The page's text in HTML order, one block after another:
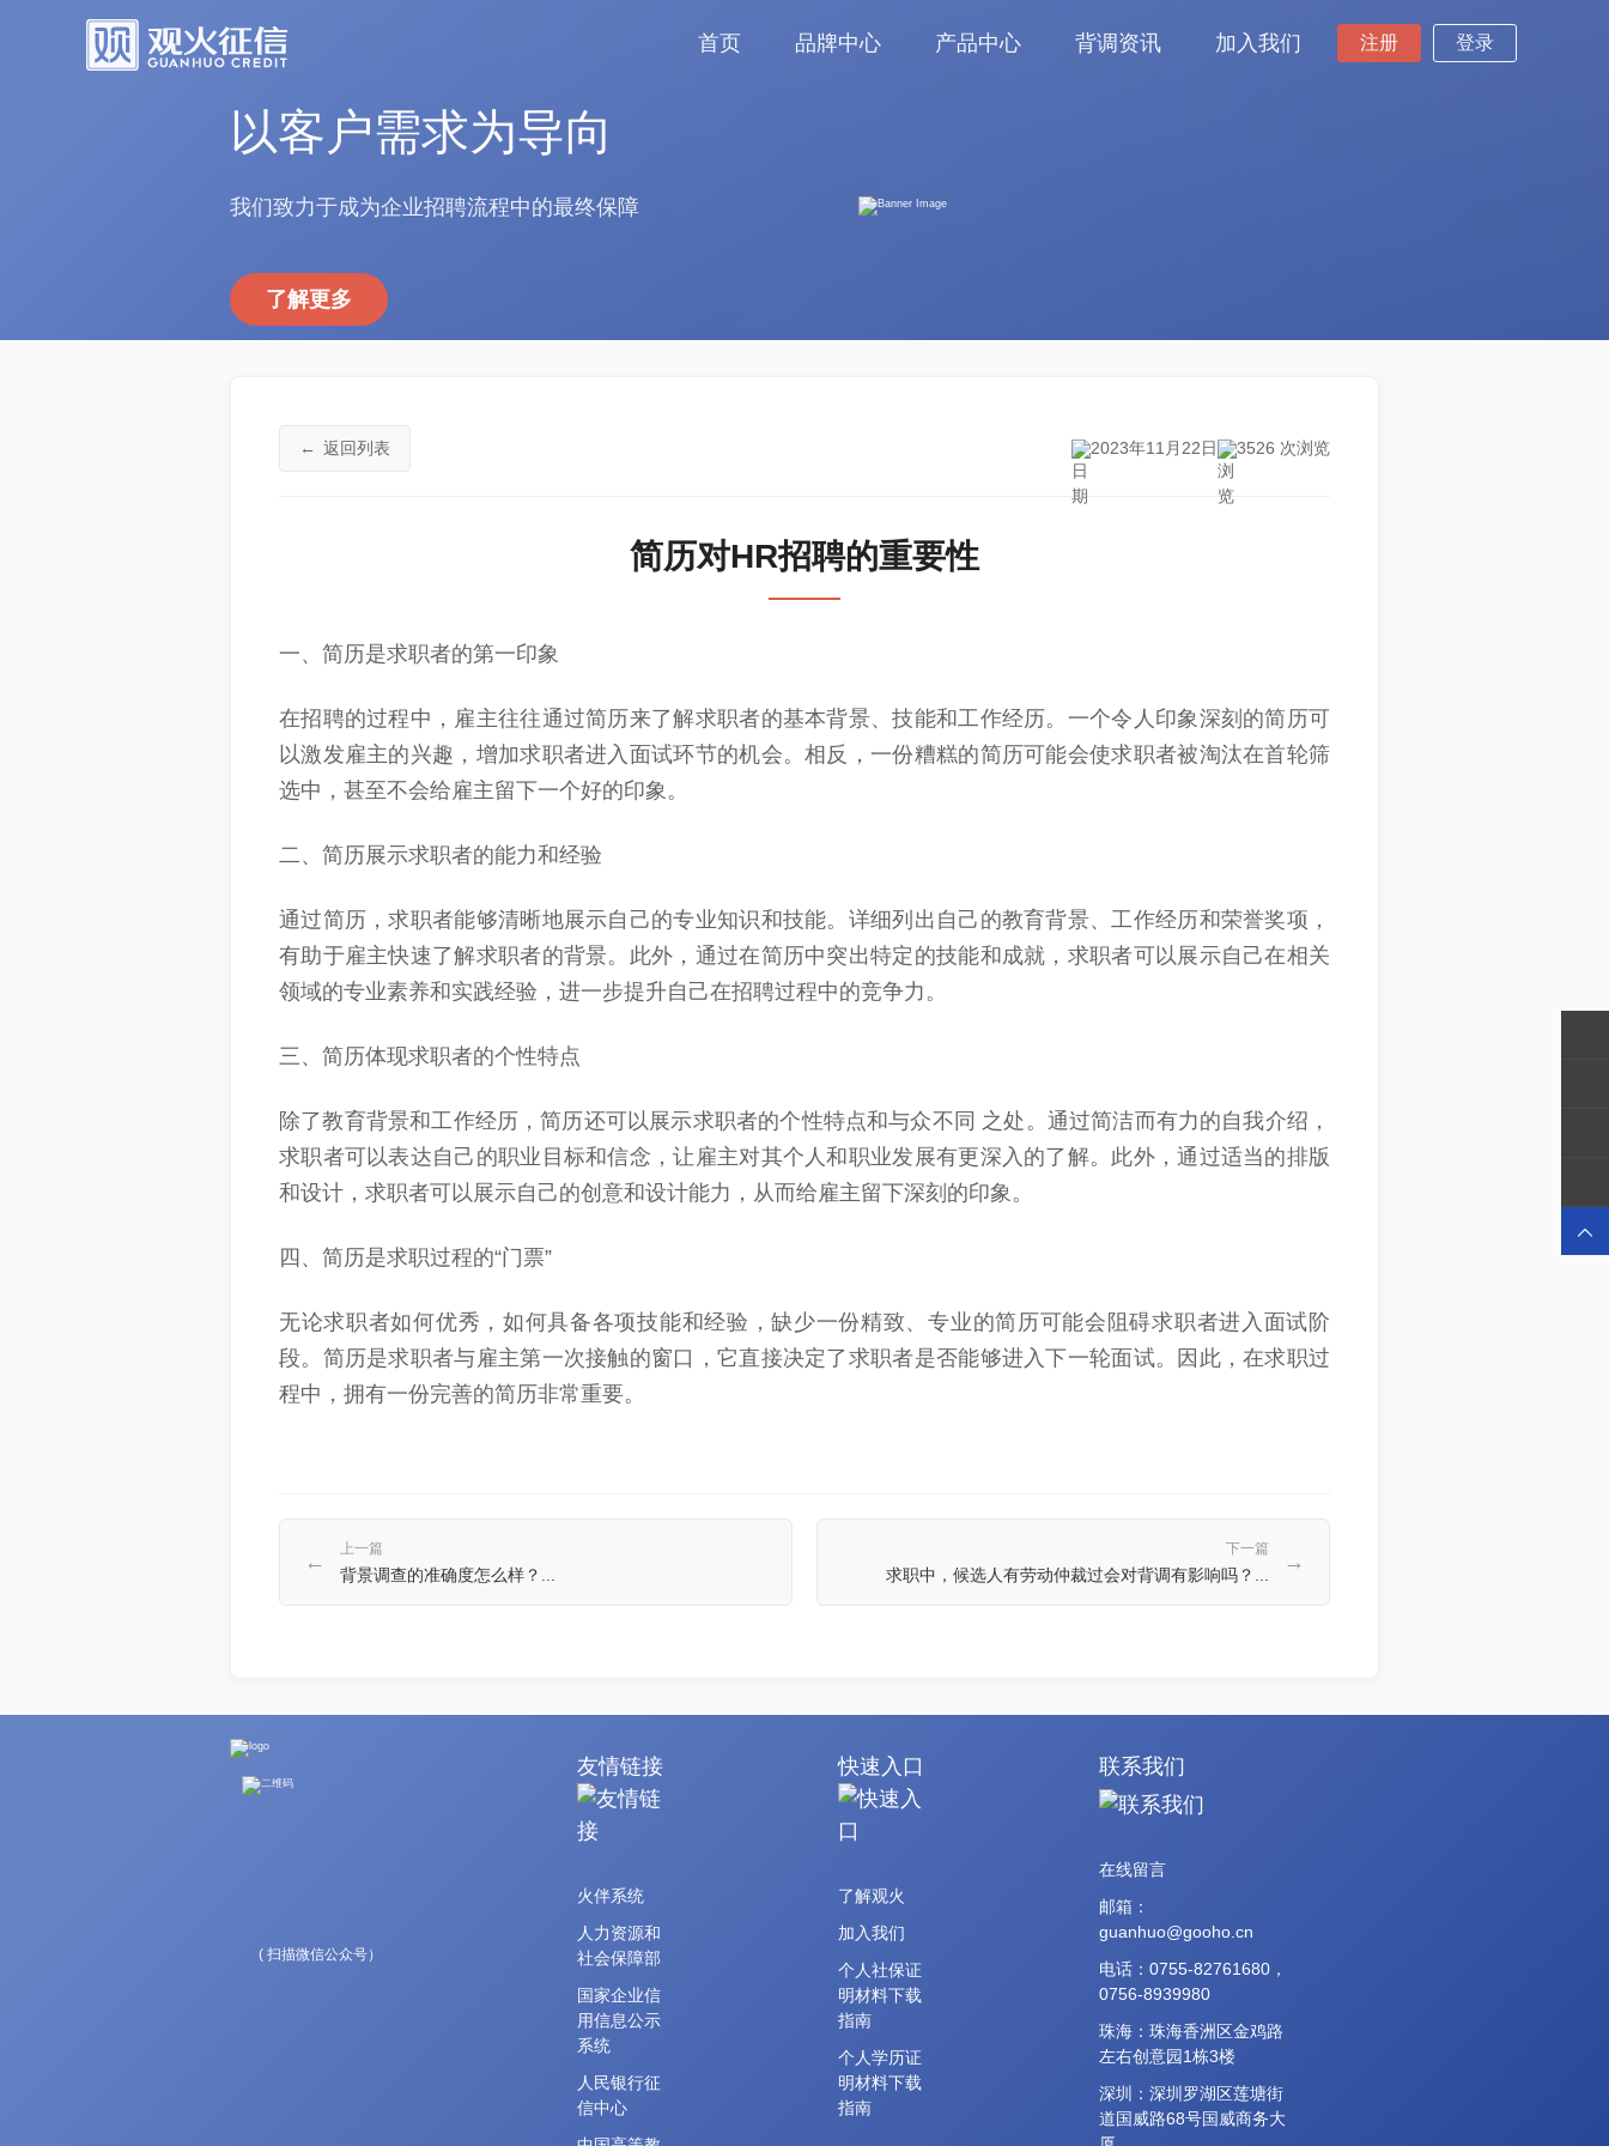
首页 品牌中心 产品中心 背调资讯 加入我们 注册 登录
以客户需求为导向
我们致力于成为企业招聘流程中的最终保障
了解更多
← 返回列表 2023年11月22日 3526 次浏览
简历对HR招聘的重要性
一、 简历是求职者的第一印象
在招聘的过程中，雇主往往通过简历来了解求职者的基本背景、技能和工作经历。一个令人印象深刻的简历可
以激发雇主的兴趣，增加求职者进入面试环节的机会。相反，一份糟糕的简历可能会使求职者被淘汰在首轮筛
选中，甚至不会给雇主留下一个好的印象。
二、 简历展示求职者的能力和经验
通过简历，求职者能够清晰地展示自己的专业知识和技能。详细列出自己的教育背景、工作经历和荣誉奖项，
有助于雇主快速了解求职者的背景。此外，通过在简历中突出特定的技能和成就，求职者可以展示自己在相关
领域的专业素养和实践经验，进一步提升自己在招聘过程中的竞争力。
三、 简历体现求职者的个性特点
除了教育背景和工作经历，简历还可以展示求职者的个性特点和与众不同 之处。通过简洁而有力的自我介绍，
求职者可以表达自己的职业目标和信念，让雇主对其个人和职业发展有更深入的了解。此外，通过适当的排版
和设计，求职者可以展示自己的创意和设计能力，从而给雇主留下深刻的印象。
四、 简历是求职过程的“门票”
无论求职者如何优秀，如何具备各项技能和经验，缺少一份精致、专业的简历可能会阻碍求职者进入面试阶
段。简历是求职者与雇主第一次接触的窗口，它直接决定了求职者是否能够进入下一轮面试。因此，在求职过
程中，拥有一份完善的简历非常重要。
←
上一篇
背景调查的准确度怎么样？...
下一篇
求职中，候选人有劳动仲裁过会对背调有影响吗？...
→
( 扫描微信公众号）
友情链接
火伴系统
人力资源和
社会保障部
国家企业信
用信息公示
系统
人民银行征
信中心
快速入口
了解观火
加入我们
个人社保证
明材料下载
指南
个人学历证
明材料下载
指南
联系我们
在线留言
邮箱：
guanhuo@gooho.cn
电话：0755-82761680，
0756-8939980
珠海：珠海香洲区金鸡路
左右创意园1栋3楼
深圳：深圳罗湖区莲塘街
道国威路68号国威商务大
